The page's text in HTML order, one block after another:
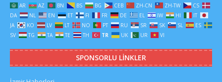
AR AZ BN BS BG CEB ZH-CN ZH-TW
CS
DA
NL EN ET FI FR DE EL IW HI
IT
JA
KO LV LT NO PT RU SR SK SL
ES
SV
TG TA TE TH TR UK UR VI
SPONSORLU LINKLER